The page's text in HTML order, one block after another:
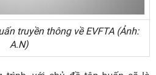
truyền thông về EVFTA (Ảnh:
A.N)